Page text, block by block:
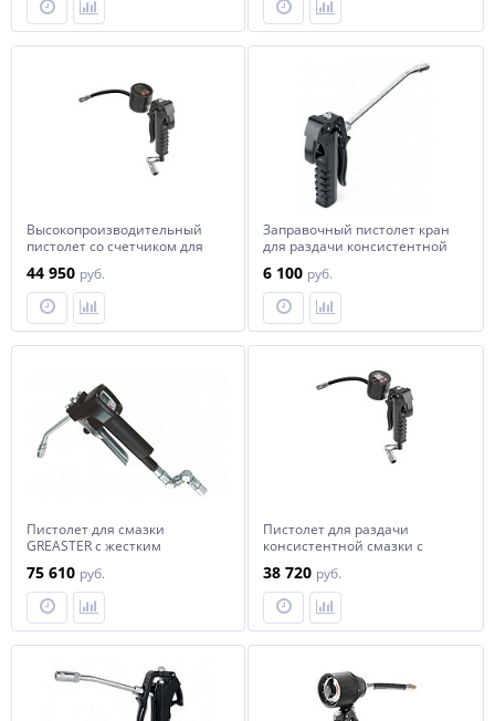
Высокопроизводительный
пистолет со счетчиком для
44 950 руб.
Заправочный пистолет кран
для раздачи консистентной
6 100 руб.
Пистолет для смазки
GREASTER с жестким
75 610 руб.
Пистолет для раздачи
консистентной смазки с
38 720 руб.